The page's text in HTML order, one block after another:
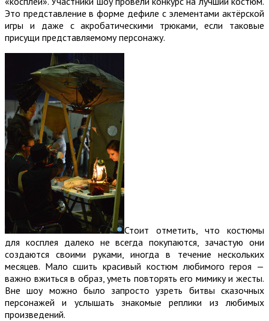
Это представление в форме дефиле с элементами актёрской
игры и даже с акробатическими трюками, если таковые
присущи представляемому персонажу.
Стоит отметить, что костюмы
для косплея далеко не всегда покупаются, зачастую они
создаются своими руками, иногда в течение нескольких
месяцев. Мало сшить красивый костюм любимого героя —
важно вжиться в образ, уметь повторять его мимику и жесты.
Вне шоу можно было запросто узреть битвы сказочных
персонажей и услышать знакомые реплики из любимых
произведений.